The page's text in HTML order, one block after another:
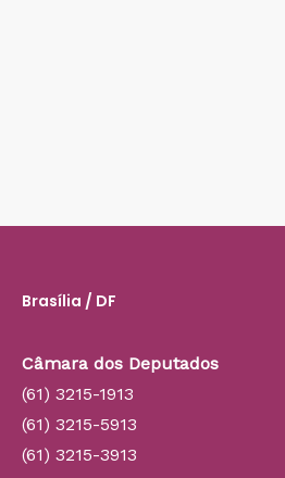
Brasília / DF
Câmara dos Deputados
(61) 3215-1913
(61) 3215-5913
(61) 3215-3913